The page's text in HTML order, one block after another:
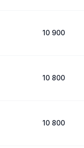
10 900
10 800
10 800